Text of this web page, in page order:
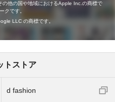
他の国や地域におけるApple Inc.の商標で
クです。
LLC の商標です。
トストア
d fashion